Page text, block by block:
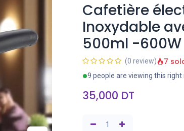
Cafetière
Inoxydable
500ml -600W
(0 review) 7
9 people are viewing this right
35,000 DT